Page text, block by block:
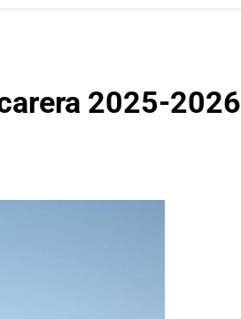
2025-2026